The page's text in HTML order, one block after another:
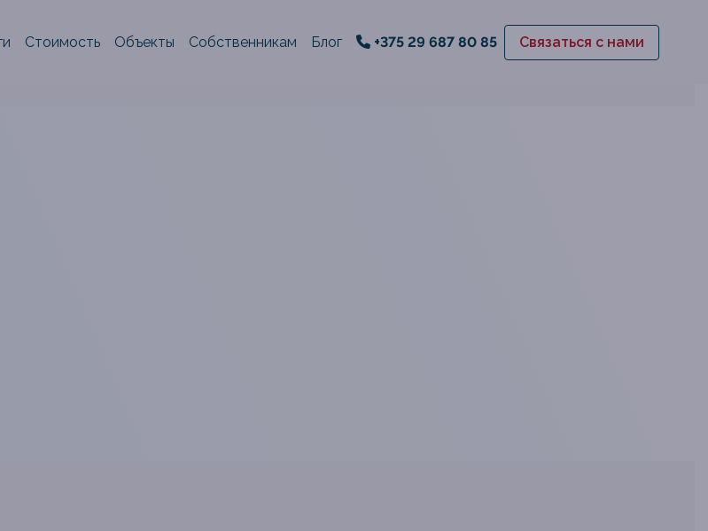
Стоимость Объекты Собственникам Блог +375 29 687 80 85 Связаться с нами